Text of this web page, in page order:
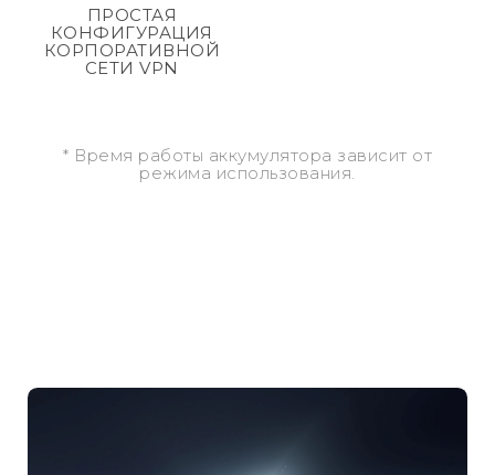
ПРОСТАЯ
КОНФИГУРАЦИЯ
КОРПОРАТИВНОЙ
СЕТИ VPN
* Время работы аккумулятора зависит от
режима использования.